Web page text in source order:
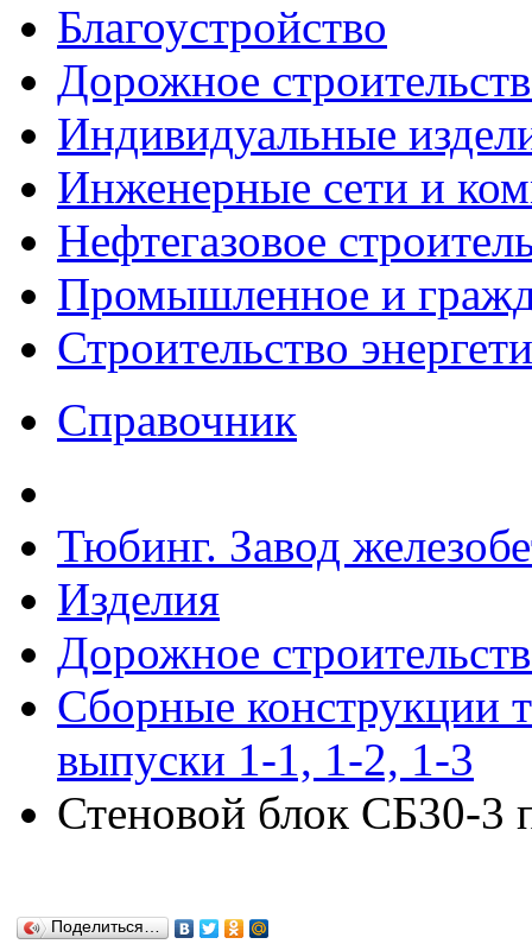
Благоустройство
Дорожное
Индивидуальные
Инженерные сети и
Нефтегазовое
Промышленное и
Строительство
Справочник
Тюбинг. Завод
Изделия
Дорожное
Сборные конструкции
выпуски 1-1, 1-2, 1-3
Стеновой блок СБ30-3
Поделиться…